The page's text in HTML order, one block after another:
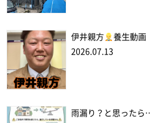
伊井親方
養生動画
2026.07.13
雨漏り？と思ったら